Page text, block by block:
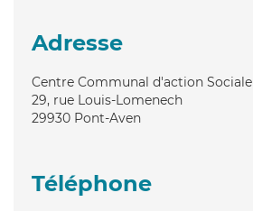
Adresse
Centre Communal d'action Sociale
29, rue Louis-Lomenech
29930 Pont-Aven
Téléphone